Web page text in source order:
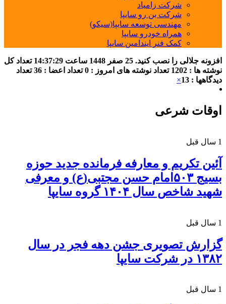
شرکت زامیاد
شرکت بن رو سایپا
مهندسی توسعه سایپا(سیکو)
همراه خودرو سایپا
کمک فنر ایندامین سایپا
افزونه جلالی را نصب کنید. 25 صفر 1448 ساعت 14:37:29 تعداد کل
نوشته ها : 1202
تعداد نوشته های امروز : 0 تعداد اعضا : 36
تعداد
دیدگاهها : 13
×
اوقات شرعی
1 سال قبل
آئین تکریم و معارفه فرمانده جدید حوزه
بسیج ۵۰۳امام حسن مجتبی(ع) و معرفی
شهید شاخص سال ۱۴۰۴ گروه سایپا
1 سال قبل
گزارش تصویری جشن دهه فجر در سال
۱۳۸۲ در شرکت سایپا
1 سال قبل